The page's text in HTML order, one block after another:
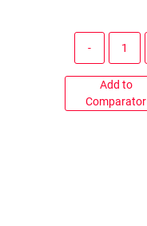
Add to
Comparator